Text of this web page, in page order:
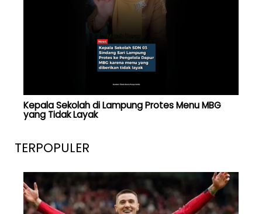
Kepala Sekolah di Lampung Protes Menu MBG
yang Tidak Layak
TERPOPULER